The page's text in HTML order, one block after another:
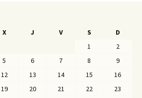
X J V S
D
1
2
5 6 7 8
9
12 13 14 15
16
19 20 21 22
23